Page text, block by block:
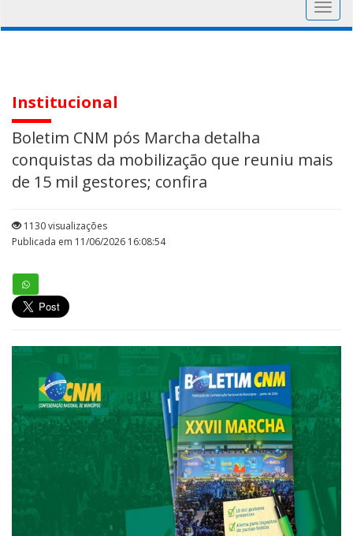
Institucional
Boletim CNM pós Marcha detalha
conquistas da mobilização que reuniu mais
de 15 mil gestores; confira
1130 visualizações
Publicada em 11/06/2026 16:08:54